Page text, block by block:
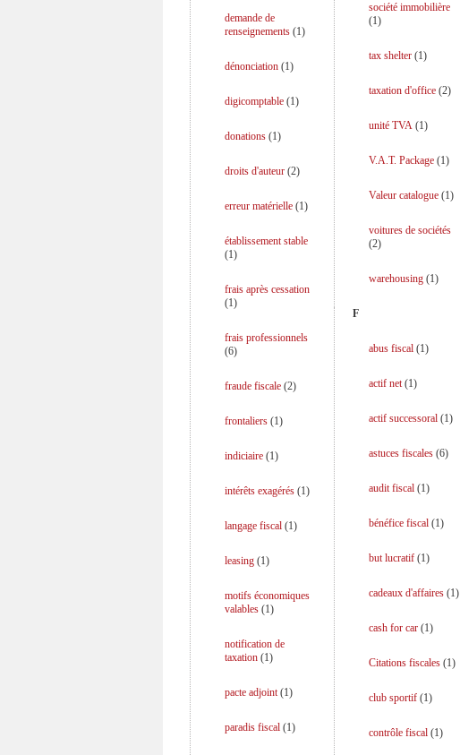
demande de
renseignements (1)
dénonciation (1)
digicomptable (1)
donations (1)
droits d'auteur (2)
erreur matérielle (1)
établissement stable
(1)
frais après cessation
(1)
frais professionnels
(6)
fraude fiscale (2)
frontaliers (1)
indiciaire (1)
intérêts exagérés (1)
langage fiscal (1)
leasing (1)
motifs économiques
valables (1)
notification de
taxation (1)
pacte adjoint(1)
paradis fiscal (1)
société immobilière
(1)
tax shelter(1)
taxation d'office(2)
unité TVA(1)
V.A.T. Package(1)
Valeur catalogue(1)
voitures de sociétés
(2)
warehousing(1)
F
abus fiscal(1)
actif net(1)
actif successoral(1)
astuces fiscales(6)
audit fiscal(1)
bénéfice fiscal(1)
but lucratif(1)
cadeaux d'affaires(1)
cash for car(1)
Citations fiscales(1)
club sportif(1)
contrôle fiscal(1)